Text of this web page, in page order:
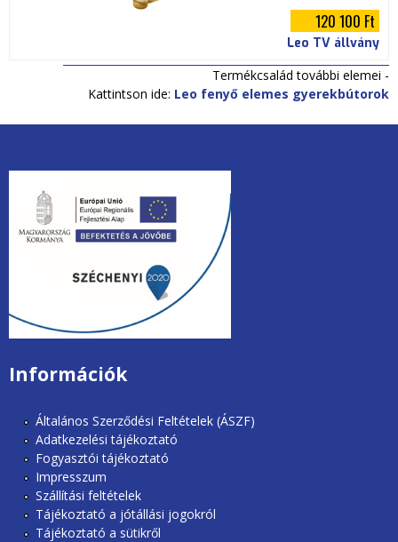
120 100 Ft
Leo TV állvány
Termékcsalád további elemei -
Kattintson ide: Leo fenyő elemes gyerekbútorok
unios2020.jpg
Információk
Általános Szerződési Feltételek (ÁSZF)
Adatkezelési tájékoztató
Fogyasztói tájékoztató
Impresszum
Szállítási feltételek
Tájékoztató a jótállási jogokról
Tájékoztató a sütikről